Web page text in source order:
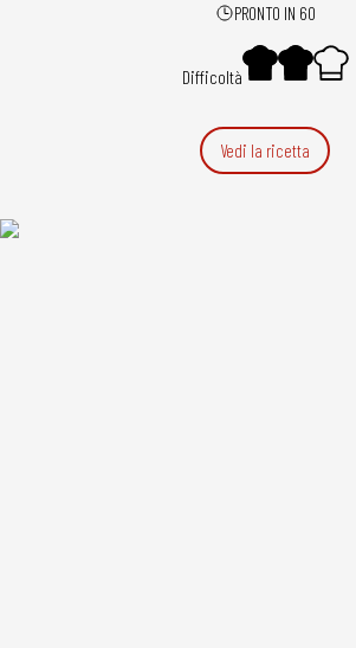
PRONTO IN 60
Difficoltà
Vedi la ricetta